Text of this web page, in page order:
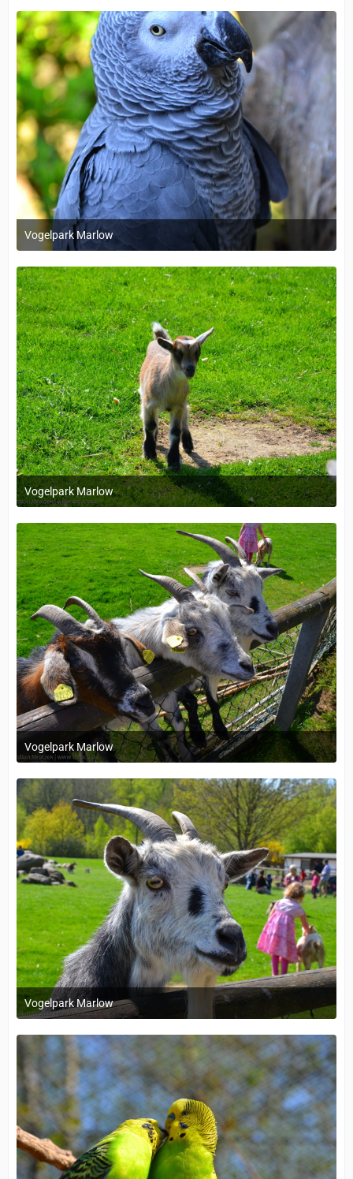
Vogelpark Marlow
1. Dezember 2023 um 11:38
Vogelpark Marlow
1. Dezember 2023 um 11:38
Vogelpark Marlow
1. Dezember 2023 um 11:38
Vogelpark Marlow
1. Dezember 2023 um 11:38